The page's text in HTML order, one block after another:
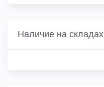
Наличие на складах